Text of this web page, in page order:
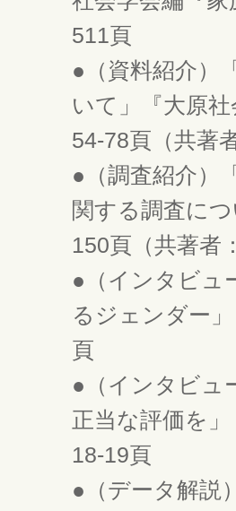
511頁
●（資料紹介）
いて」『大原
54-78頁（共著
●（調査紹介）
関する調査に
150頁（共著者
●（インタビュ
るジェンダー
頁
●（インタビュ
正当な評価を
18-19頁
●（データ解説